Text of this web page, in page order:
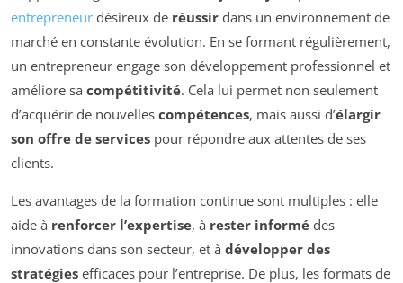
entrepreneur désireux de réussir dans un environnement de
marché en constante évolution. En se formant régulièrement,
un entrepreneur engage son développement professionnel et
améliore sa compétitivité. Cela lui permet non seulement
d’acquérir de nouvelles compétences, mais aussi d’élargir
son offre de services pour répondre aux attentes de ses
clients.
Les avantages de la formation continue sont multiples : elle
aide à renforcer l’expertise, à rester informé des
innovations dans son secteur, et à développer des
stratégies efficaces pour l’entreprise. De plus, les formats de